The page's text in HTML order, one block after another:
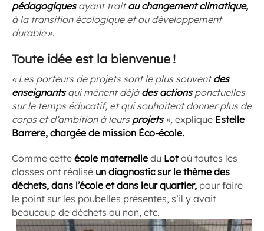
pédagogiquesayant traitau changement climatique,
à la transition écologique et au développement
durable ».
Toute idée est la bienvenue !
« Les porteurs de projets sont le plus souventdes
enseignants qui mènent déjà des actionsponctuelles
sur le temps éducatif, et qui souhaitent donner plus de
corps et d’ambition à leurs projets», explique Estelle
Barrere, chargée de mission Éco-école.
Comme cette école maternelledu Lotoù toutes les
classes ont réalisé un diagnostic sur le thème des
déchets, dans l’école et dans leur quartier, pour faire
le point sur les poubelles présentes, s’il y avait
beaucoup de déchets ou non, etc.